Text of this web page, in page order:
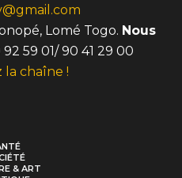
Lomé Togo. Nous
92 59 01/ 90 41 29 00
chaîne !
& ART